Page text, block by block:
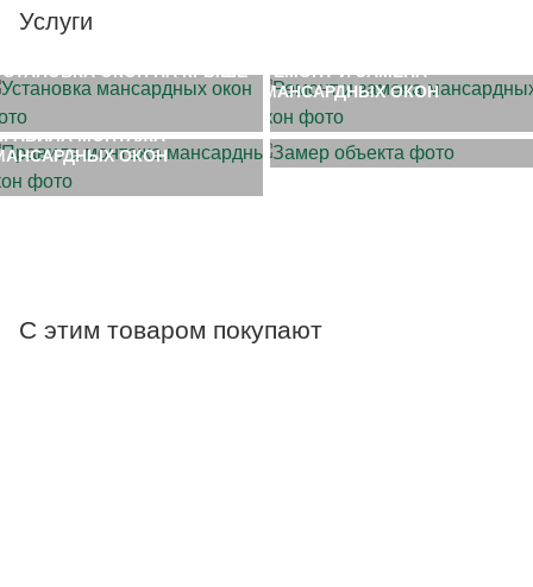
Услуги
ОКОН НА КРЫШЕ
РЕМОНТ И ЗАМЕНА
МАНСАРДНЫХ ОКОН
МОНТАЖА
ОКОН
ЗАМЕР ОБЪЕКТА
С этим товаром покупают